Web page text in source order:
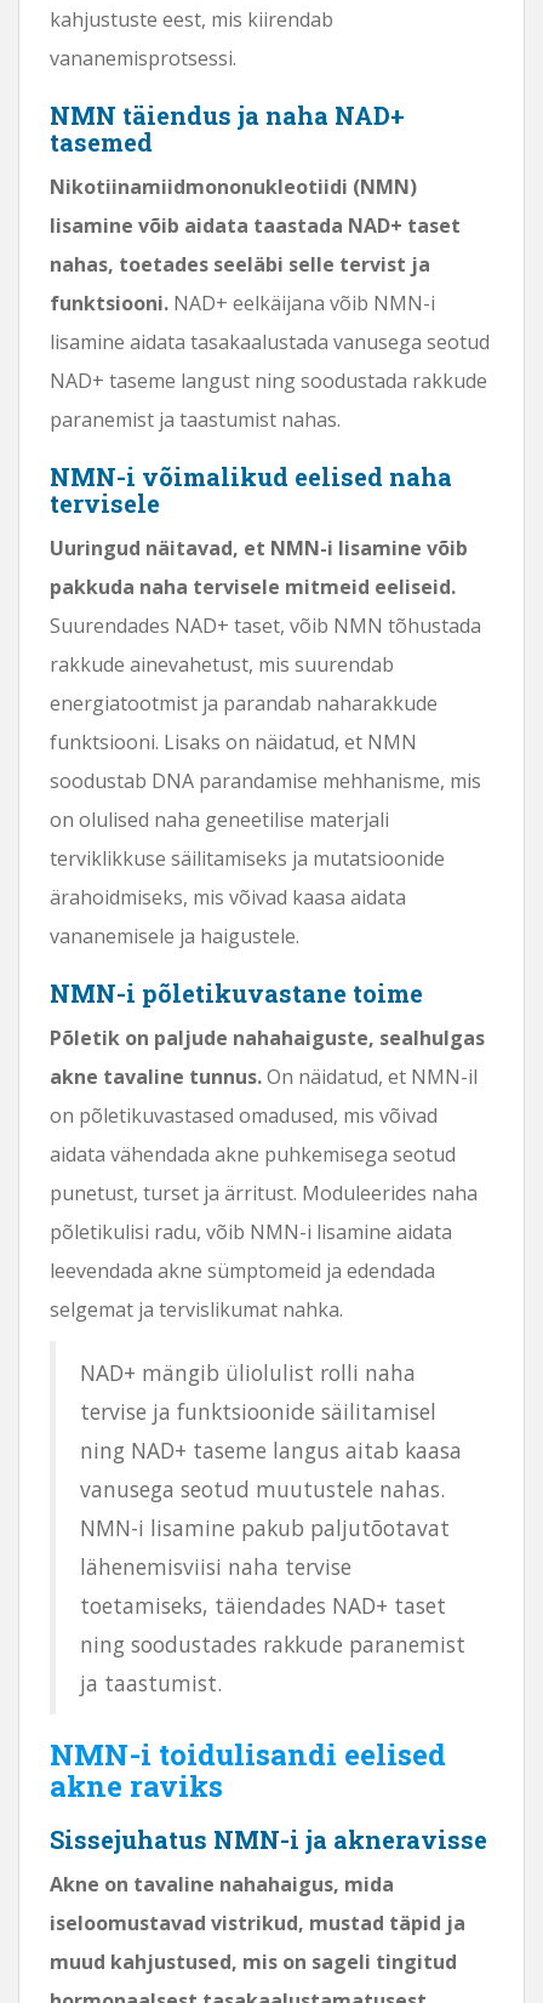
kahjustuste eest, mis kiirendab
vananemisprotsessi.
NMN täiendus ja naha NAD+
tasemed
Nikotiinamiidmononukleotiidi (NMN)
lisamine võib aidata taastada NAD+ taset
nahas, toetades seeläbi selle tervist ja
funktsiooni. NAD+ eelkäijana võib NMN-i
lisamine aidata tasakaalustada vanusega seotud
NAD+ taseme langust ning soodustada rakkude
paranemist ja taastumist nahas.
NMN-i võimalikud eelised naha
tervisele
Uuringud näitavad, et NMN-i lisamine võib
pakkuda naha tervisele mitmeid eeliseid.
Suurendades NAD+ taset, võib NMN tõhustada
rakkude ainevahetust, mis suurendab
energiatootmist ja parandab naharakkude
funktsiooni. Lisaks on näidatud, et NMN
soodustab DNA parandamise mehhanisme, mis
on olulised naha geneetilise materjali
terviklikkuse säilitamiseks ja mutatsioonide
ärahoidmiseks, mis võivad kaasa aidata
vananemisele ja haigustele.
NMN-i põletikuvastane toime
Põletik on paljude nahahaiguste, sealhulgas
akne tavaline tunnus.On näidatud, et NMN-il
on põletikuvastased omadused, mis võivad
aidata vähendada akne puhkemisega seotud
punetust, turset ja ärritust. Moduleerides naha
põletikulisi radu, võib NMN-i lisamine aidata
leevendada akne sümptomeid ja edendada
selgemat ja tervislikumat nahka.
NAD+ mängib üliolulist rolli naha
tervise ja funktsioonide säilitamisel
ning NAD+ taseme langus aitab kaasa
vanusega seotud muutustele nahas.
NMN-i lisamine pakub paljutõotavat
lähenemisviisi naha tervise
toetamiseks, täiendades NAD+ taset
ning soodustades rakkude paranemist
ja taastumist.
NMN-i toidulisandi eelised
akne raviks
Sissejuhatus NMN-i ja akneravisse
Akne on tavaline nahahaigus, mida
iseloomustavad vistrikud, mustad täpid ja
muud kahjustused, mis on sageli tingitud